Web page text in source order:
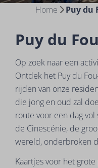
Home Puy du
Puy du Fou
Op zoek naar een
Ontdek het Puy du
rijden van onze
die jong en oud zal
route voor een dag
de Cinescénie, de
wereld, onderbroken
Kaartjes voor het